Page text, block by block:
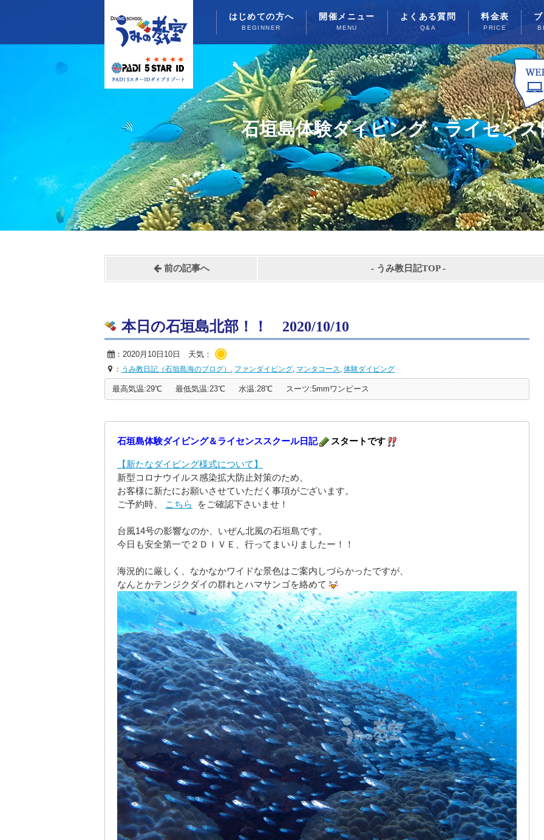
はじめての方へ
BEGINNER
開催メニュー
MENU
よくある質問
Q&A
料金表
PRICE
石垣島体験ダイビング・ライセンス
前の記事へ - うみ教日記TOP-
本日の石垣島北部！！ 2020/10/10
：2020月10日10日 天気：
： うみ教日記（石垣島海のブログ） , ファンダイビング, マンタコース, 体験ダイビング
最高気温:29℃ 最低気温:23℃ 水温:28℃ スーツ:5mmワンピース
石垣島体験ダイビング＆ライセンススクール日記 スタートです
【新たなダイビング様式について】
新型コロナウイルス感染拡大防止対策のため、
お客様に新たにお願いさせていただく事項がございます。
ご予約時、
こちら をご確認下さいませ！
台風14号の影響なのか、いぜん北風の石垣島です。
今日も安全第一で２ＤＩＶＥ、行ってまいりましたー！！
海況的に厳しく、 なかなかワイドな景色はご案内しづらかったですが、
なんとかテンジクダイの群れとハマサンゴを絡めて